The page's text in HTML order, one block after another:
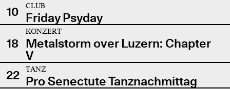
10
CLUB
Friday Psyday
18
KONZERT
Metalstorm over Luzern: Chapter
V
22
TANZ
Pro Senectute Tanznachmittag